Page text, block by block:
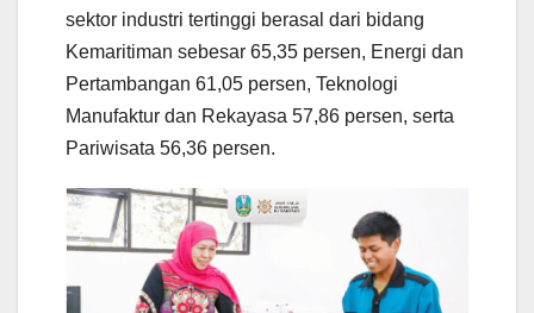
sektor industri tertinggi berasal dari bidang
Kemaritiman sebesar 65,35 persen, Energi dan
Pertambangan 61,05 persen, Teknologi
Manufaktur dan Rekayasa 57,86 persen, serta
Pariwisata 56,36 persen.